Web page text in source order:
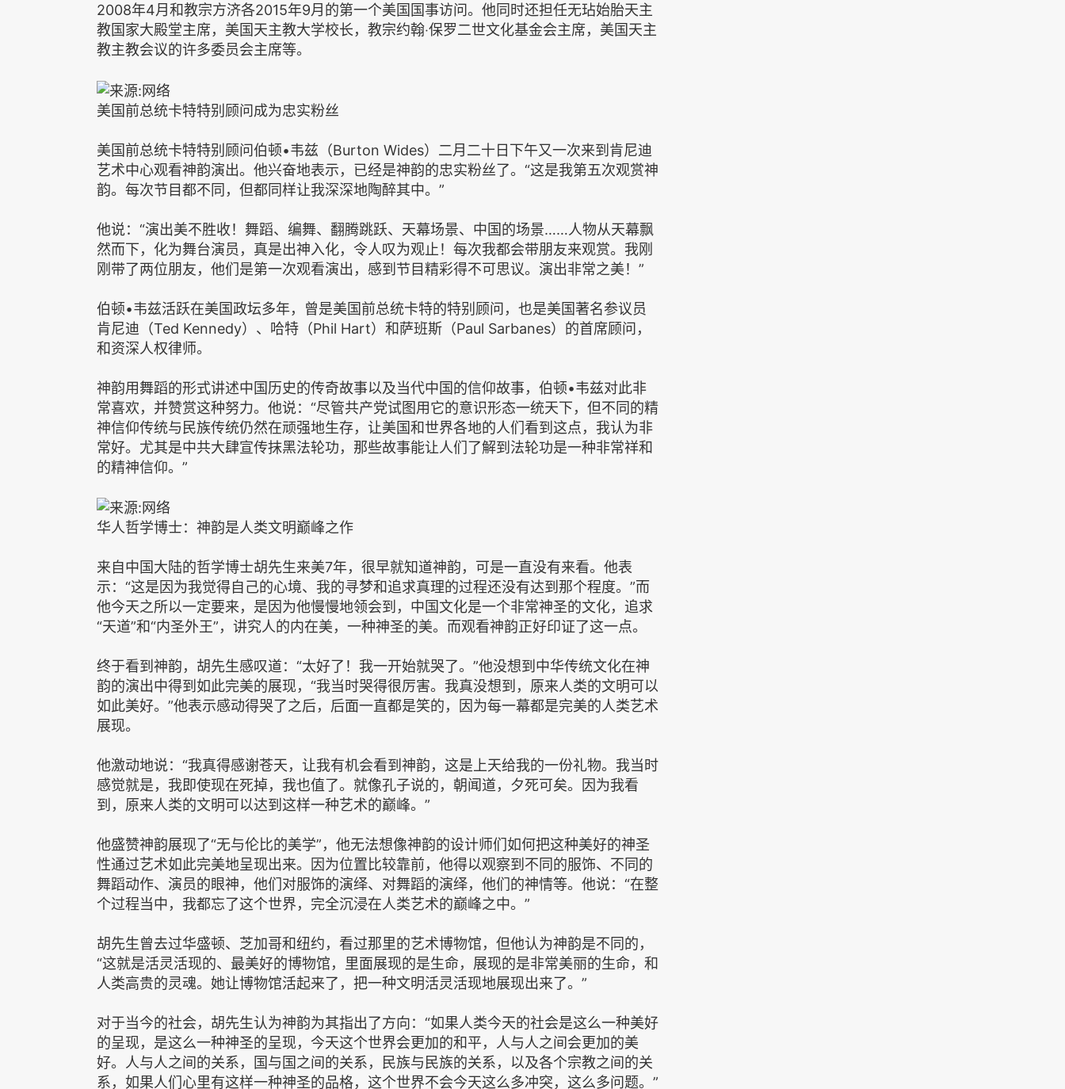
2008年4月和教宗方济各2015年9月的第一个美国国事访问。他同时还担任无玷始胎天主
教国家大殿堂主席，美国天主教大学校长，教宗约翰‧保罗二世文化基金会主席，美国天主
教主教会议的许多委员会主席等。
美国前总统卡特特别顾问成为忠实粉丝
美国前总统卡特特别顾问伯顿•韦兹（Burton Wides）二月二十日下午又一次来到肯尼迪
艺术中心观看神韵演出。他兴奋地表示，已经是神韵的忠实粉丝了。“这是我第五次观赏神
韵。每次节目都不同，但都同样让我深深地陶醉其中。”
他说：“演出美不胜收！舞蹈、编舞、翻腾跳跃、天幕场景、中国的场景……人物从天幕飘
然而下，化为舞台演员，真是出神入化，令人叹为观止！每次我都会带朋友来观赏。我刚
刚带了两位朋友，他们是第一次观看演出，感到节目精彩得不可思议。演出非常之美！”
伯顿•韦兹活跃在美国政坛多年，曾是美国前总统卡特的特别顾问，也是美国著名参议员
肯尼迪（Ted Kennedy）、哈特（Phil Hart）和萨班斯（Paul Sarbanes）的首席顾问，
和资深人权律师。
神韵用舞蹈的形式讲述中国历史的传奇故事以及当代中国的信仰故事，伯顿•韦兹对此非
常喜欢，并赞赏这种努力。他说：“尽管共产党试图用它的意识形态一统天下，但不同的精
神信仰传统与民族传统仍然在顽强地生存，让美国和世界各地的人们看到这点，我认为非
常好。尤其是中共大肆宣传抹黑法轮功，那些故事能让人们了解到法轮功是一种非常祥和
的精神信仰。”
华人哲学博士：神韵是人类文明巅峰之作
来自中国大陆的哲学博士胡先生来美7年，很早就知道神韵，可是一直没有来看。他表
示：“这是因为我觉得自己的心境、我的寻梦和追求真理的过程还没有达到那个程度。”而
他今天之所以一定要来，是因为他慢慢地领会到，中国文化是一个非常神圣的文化，追求
“天道”和“内圣外王”，讲究人的内在美，一种神圣的美。而观看神韵正好印证了这一点。
终于看到神韵，胡先生感叹道：“太好了！我一开始就哭了。”他没想到中华传统文化在神
韵的演出中得到如此完美的展现，“我当时哭得很厉害。我真没想到，原来人类的文明可以
如此美好。”他表示感动得哭了之后，后面一直都是笑的，因为每一幕都是完美的人类艺术
展现。
他激动地说：“我真得感谢苍天，让我有机会看到神韵，这是上天给我的一份礼物。我当时
感觉就是，我即使现在死掉，我也值了。就像孔子说的，朝闻道，夕死可矣。因为我看
到，原来人类的文明可以达到这样一种艺术的巅峰。”
他盛赞神韵展现了“无与伦比的美学”，他无法想像神韵的设计师们如何把这种美好的神圣
性通过艺术如此完美地呈现出来。因为位置比较靠前，他得以观察到不同的服饰、不同的
舞蹈动作、演员的眼神，他们对服饰的演绎、对舞蹈的演绎，他们的神情等。他说：“在整
个过程当中，我都忘了这个世界，完全沉浸在人类艺术的巅峰之中。”
胡先生曾去过华盛顿、芝加哥和纽约，看过那里的艺术博物馆，但他认为神韵是不同的，
“这就是活灵活现的、最美好的博物馆，里面展现的是生命，展现的是非常美丽的生命，和
人类高贵的灵魂。她让博物馆活起来了，把一种文明活灵活现地展现出来了。”
对于当今的社会，胡先生认为神韵为其指出了方向：“如果人类今天的社会是这么一种美好
的呈现，是这么一种神圣的呈现，今天这个世界会更加的和平，人与人之间会更加的美
好。人与人之间的关系，国与国之间的关系，民族与民族的关系，以及各个宗教之间的关
系，如果人们心里有这样一种神圣的品格，这个世界不会今天这么多冲突，这么多问题。”